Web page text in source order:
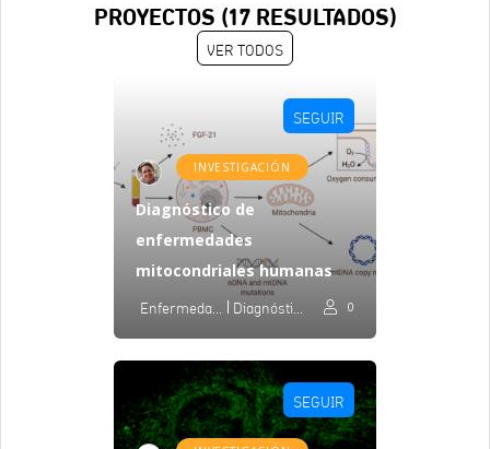
PROYECTOS (17RESULTADOS)
VER TODOS
SEGUIR
INVESTIGACIÓN
Diagnóstico de
enfermedades
mitocondriales humanas
0
SEGUIR